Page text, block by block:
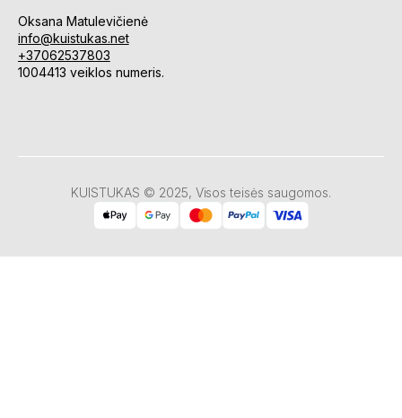
Oksana Matulevičienė
info@kuistukas.net
+37062537803
1004413 veiklos numeris.
KUISTUKAS © 2025, Visos teisės saugomos.